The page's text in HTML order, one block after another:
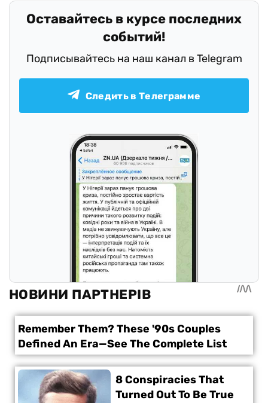
Оставайтесь в курсе последних
событий!
Подписывайтесь на наш канал в Telegram
Следить в Телеграмме